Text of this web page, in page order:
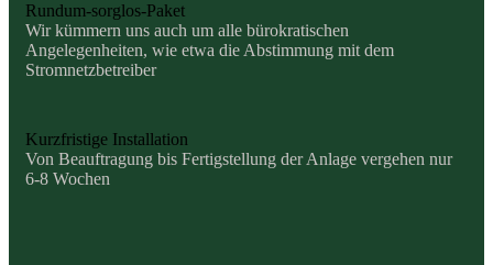
Rundum-sorglos-Paket
Wir kümmern uns auch um alle bürokratischen
Angelegenheiten, wie etwa die Abstimmung mit dem
Stromnetzbetreiber
Kurzfristige Installation
Von Beauftragung bis Fertigstellung der Anlage vergehen nur
6-8 Wochen